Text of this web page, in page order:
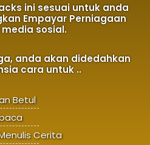
ini sesuai untuk anda
Empayar Perniagaan
sosial.
anda akan didedahkan
cara untuk ..
Betul
Cerita